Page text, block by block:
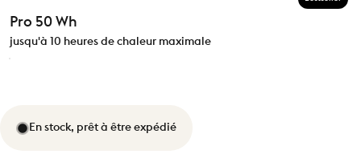
Pro 50 Wh
jusqu'à 10 heures de chaleur maximale
En stock, prêt à être expédié